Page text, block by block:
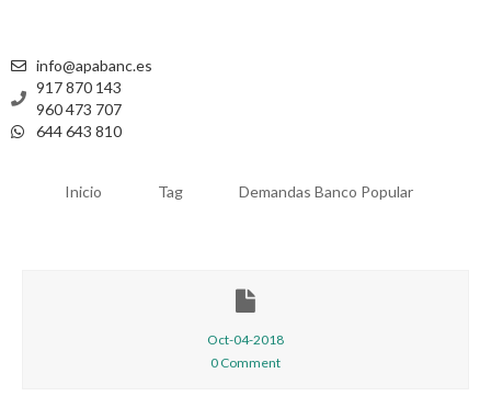
info@apabanc.es
917 870 143
960 473 707
644 643 810
Inicio Tag Demandas Banco Popular
Oct-04-2018
0 Comment